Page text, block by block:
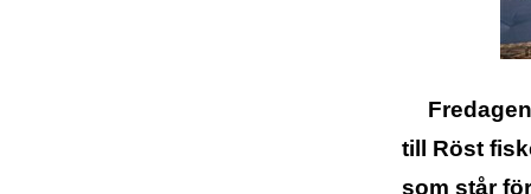
till Röst
som står